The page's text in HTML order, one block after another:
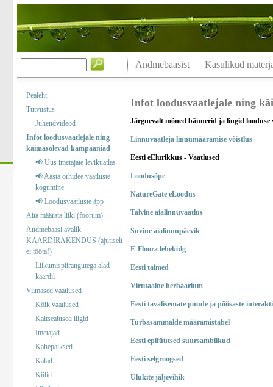
Andmebaasist Kasulikud
Pealeht
Tutvustus
Juhendvideod
Infot loodusvaatlejale ning
käimasolevad kampaaniad
📢 Uus imetajate levikuatlas
📢 Aasta orhidee vaatluste
kogumine
📢 Loodusvaatluste äpp
Aita määrata liiki (foorum)
Andmebaasi avalik
KAARDIRAKENDUS (ajutiselt
ei tööta!)
Liikumispiirangutega alad
kaardil
Viimased vaatlused
Kõik vaatlused
Kaitsealused liigid
Imetajad
Kahepaiksed
Kalad
Kiilid
Infot loodusvaatlejale ning
Järgnevalt mõned bännerid ja lingid looduse
Linnuvaatleja linnumääramise võistlus
Eesti eElurikkus - Vaatlused
Loodusõpe
NatureGate eLoodus
Talvine aialinnuvaatlus
Suvine aialinnupäevik
E-Floora lehekülg
Eesti taimed
Virtuaalne herbaarium
Eesti tavalisemate puude ja põõsaste
Turbasammalde määramistabel
Eesti epifüütsed suursamblikud
Eesti selgroogsed
Ulukite jäljevihik